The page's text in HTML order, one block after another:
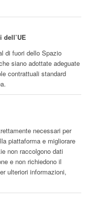
di fuori dello Spazio
siano adottate adeguate
contrattuali standard
necessari per
piattaforma e migliorare
non raccolgono dati
e non richiedono il
ulteriori informazioni,